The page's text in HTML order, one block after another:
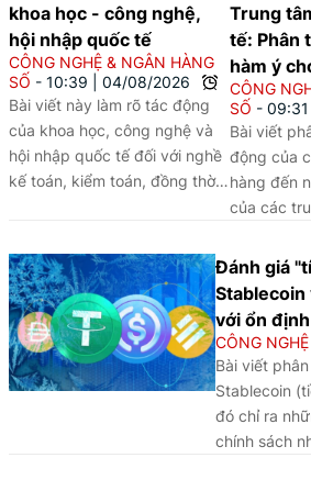
khoa học - công nghệ,
hội nhập quốc tế
CÔNG NGHỆ & NGÂN HÀNG
SỐ
10:39
04/08/2026
Bài viết này làm rõ tác động
của khoa học, công nghệ và
hội nhập quốc tế đối với nghề
kế toán, kiểm toán, đồng thời
lượng nguồn nhân lực trong
bối cảnh chuyển đổi số.
Trung
tế: Phân
hàm ý
CÔNG
SỐ
09:31
Bài viết
động của
hàng đến
của các
phương
sánh định
số trường
Thái Bình
Hồng
Hải, Seoul
phân tích
cốt lõi: Hạ
Đánh giá
Stablecoin
với ổn
CÔNG
Bài viết
Stablecoin
đó chỉ ra
chính sách